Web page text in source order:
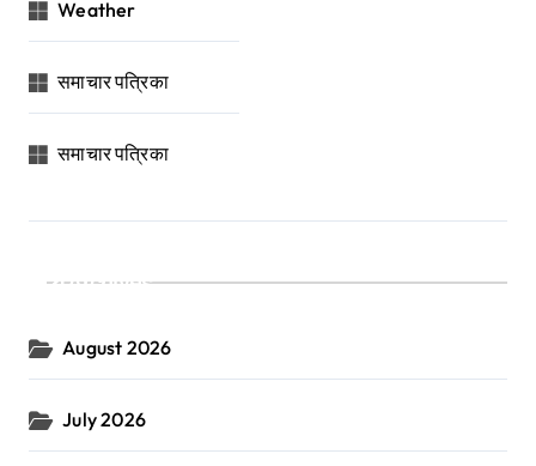
Weather
समाचार पत्रिका
समाचार पत्रिका
Archives
August 2026
July 2026